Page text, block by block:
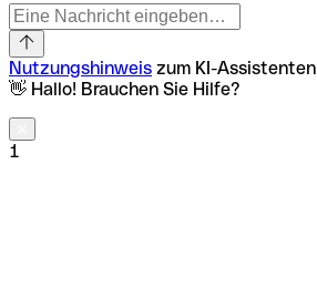
Nutzungshinweis zum KI-Assistenten
👋 Hallo! Brauchen Sie Hilfe?
1